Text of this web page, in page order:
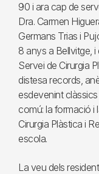
90 i ara cap de
Dra. Carmen
Germans Trias i
8 anys a Bellvitge,
Servei de Cirurgia
distesa records,
esdevenint
comú: la formació i
Cirurgia Plàstica i
escola.
La veu dels